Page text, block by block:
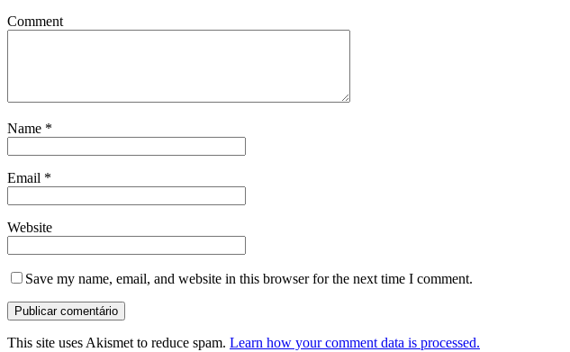
Comment
Name *
Email *
Website
Save my name, email, and website in this browser for the next time I comment.
This site uses Akismet to reduce spam. Learn how your comment data is processed.